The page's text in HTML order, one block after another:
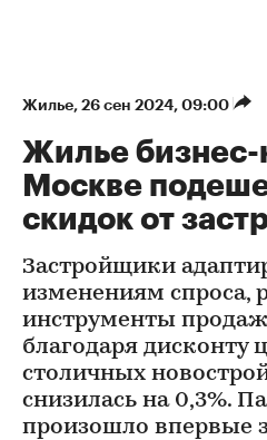
Жилье⁠, 26 сен 2024, 09:00
Жилье бизнес-
Москве
скидок от
Застройщики
изменениям спроса,
инструменты
благодаря дисконту
столичных
снизилась на 0,3%.
произошло впервые